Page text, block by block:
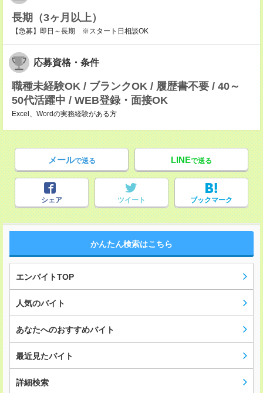
長期（3ヶ月以上）
【急募】即日～長期 ※スタート日相談OK
応募資格・条件
職種未経験OK / ブランクOK / 履歴書不要 / 40～
50代活躍中 / WEB登録・面接OK
Excel、Wordの実務経験がある方
メールで送る LINEで送る
シェア ツイート ブックマーク
かんたん検索はこちら
エンバイトTOP
人気のバイト
あなたへのおすすめバイト
最近見たバイト
詳細検索